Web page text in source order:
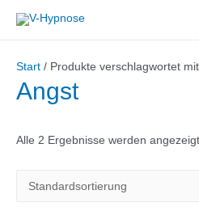
Inhalt
Start / Produkte verschlagwortet mit
Angst
Alle 2 Ergebnisse werden angezeigt